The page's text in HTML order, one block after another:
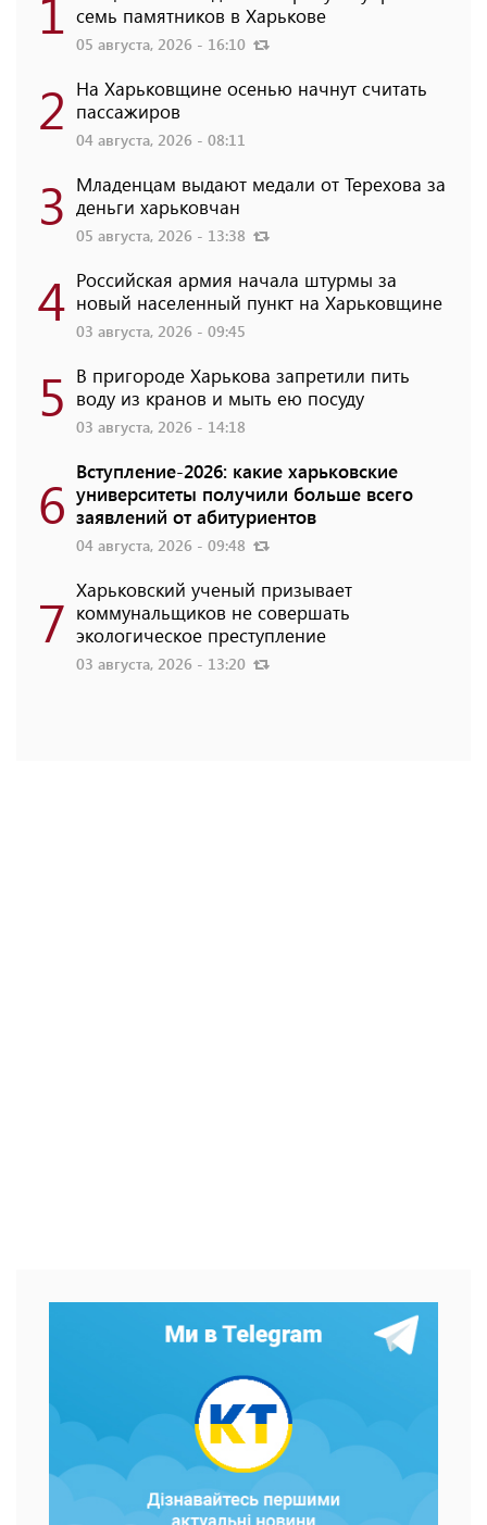
семь памятников в Харькове
05 августа, 2026 - 16:10
2 На Харьковщине осенью начнут считать
пассажиров
04 августа, 2026 - 08:11
3 Младенцам выдают медали от Терехова за
деньги харьковчан
05 августа, 2026 - 13:38
4 Российская армия начала штурмы за
новый населенный пункт на Харьковщине
03 августа, 2026 - 09:45
5 В пригороде Харькова запретили пить
воду из кранов и мыть ею посуду
03 августа, 2026 - 14:18
6 Вступление-2026: какие харьковские
университеты получили больше всего
заявлений от абитуриентов
04 августа, 2026 - 09:48
7 Харьковский ученый призывает
коммунальщиков не совершать
экологическое преступление
03 августа, 2026 - 13:20